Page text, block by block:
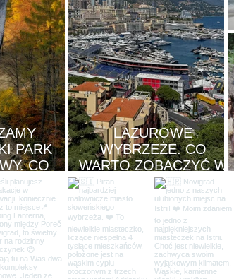
PARK
CO
LAZUROWE
WYBRZEŻE. CO
WARTO ZOBACZYĆ W
MONAKO?